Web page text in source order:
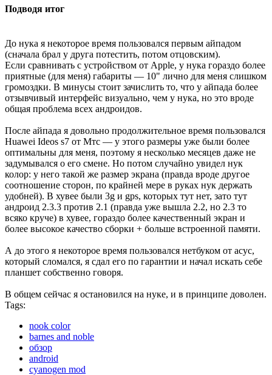
Подводя итог
До нука я некоторое время пользовался первым айпадом
(сначала брал у друга потестить, потом отцовским).
Если сравнивать с устройством от Apple, у нука гораздо более
приятные (для меня) габариты — 10" лично для меня слишком
громоздки. В минусы стоит зачислить то, что у айпада более
отзывчивый интерфейс визуально, чем у нука, но это вроде
общая проблема всех андроидов.
После айпада я довольно продолжительное время пользовался
Huawei Ideos s7 от Мтс — у этого размеры уже были более
оптимальны для меня, поэтому я несколько месяцев даже не
задумывался о его смене. Но потом случайно увидел нук
колор: у него такой же размер экрана (правда вроде другое
соотношение сторон, по крайней мере в руках нук держать
удобней). В хувее были 3g и gps, которых тут нет, зато тут
андроид 2.3.3 против 2.1 (правда уже вышла 2.2, но 2.3 то
всяко круче) в хувее, гораздо более качественный экран и
более высокое качество сборки + больше встроенной памяти.
А до этого я некоторое время пользовался нетбуком от асус,
который сломался, я сдал его по гарантии и начал искать себе
планшет собственно говоря.
В общем сейчас я остановился на нуке, и в принципе доволен.
Tags:
nook color
barnes and noble
обзор
android
cyanogen mod